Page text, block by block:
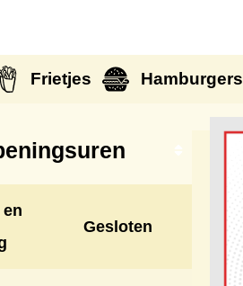
Frietjes Hamburgers
en
Gesloten